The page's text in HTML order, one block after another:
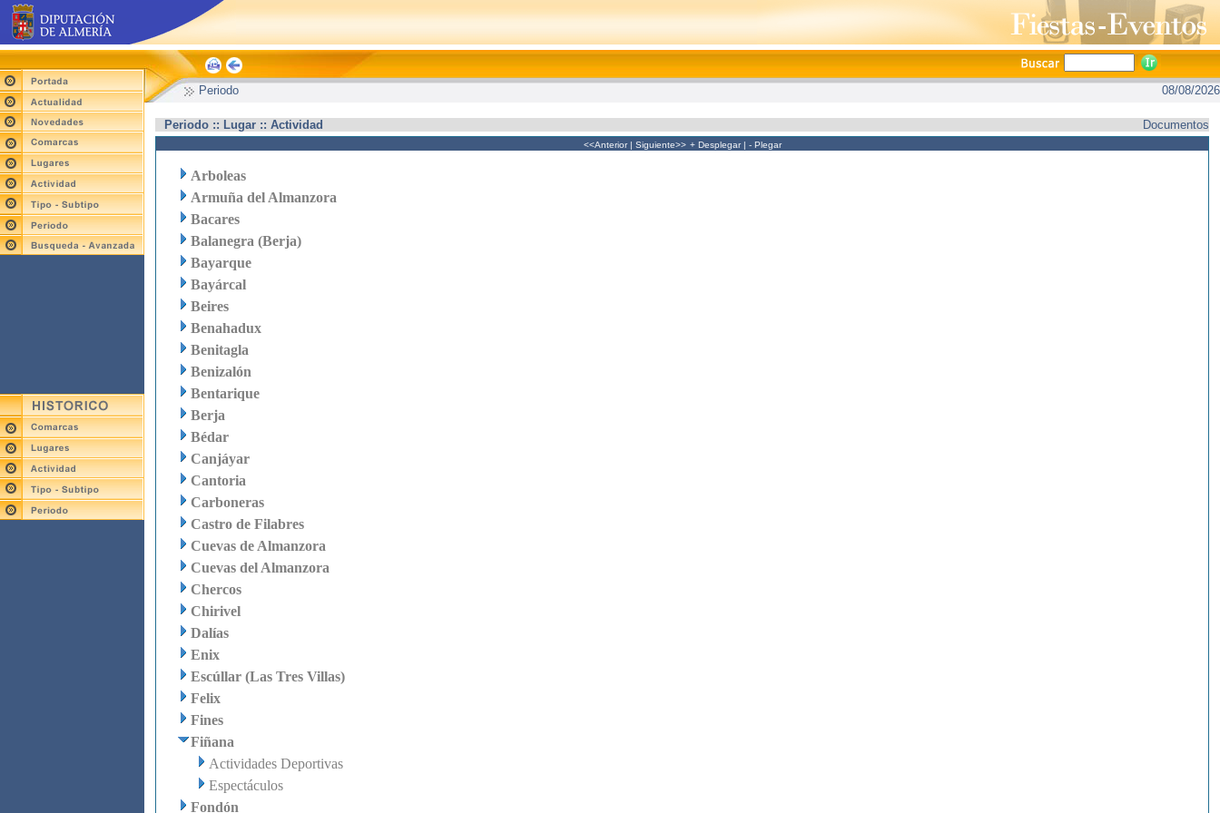
Periodo 08/08/2026
Periodo :: Lugar :: Actividad Documentos
<<Anterior| Siguiente>> + Desplegar| - Plegar
Arboleas
Armuña del Almanzora
Bacares
Balanegra (Berja)
Bayarque
Bayárcal
Beires
Benahadux
Benitagla
Benizalón
Bentarique
Berja
Bédar
Canjáyar
Cantoria
Carboneras
Castro de Filabres
Cuevas de Almanzora
Cuevas del Almanzora
Chercos
Chirivel
Dalías
Enix
Escúllar (Las Tres Villas)
Felix
Fines
Fiñana
Actividades Deportivas
Espectáculos
Fondón